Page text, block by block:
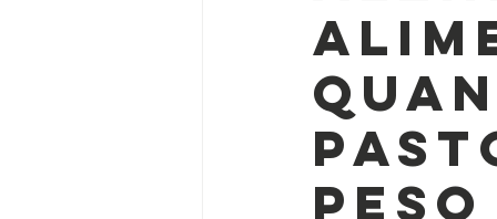
Arte terapia snoezelen
ippoterapia
stimolazione cognitiva